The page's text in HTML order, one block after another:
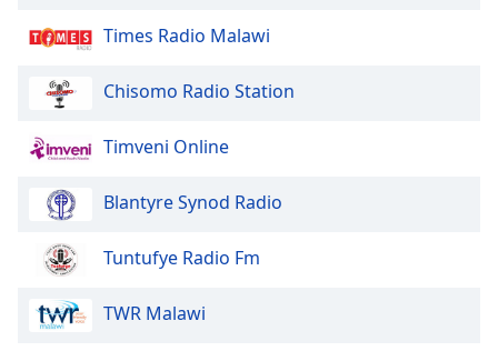
Times Radio Malawi
Chisomo Radio Station
Timveni Online
Blantyre Synod Radio
Tuntufye Radio Fm
TWR Malawi